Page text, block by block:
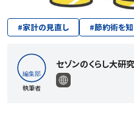
#家計の見直し #節約術を知
執筆者
セゾンのくらし大研